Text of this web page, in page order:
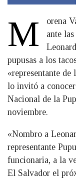
M
orena
ante
pupusas a los
«representante
lo invitó a
Nacional de la
noviembre.
«Nombro a
representante
funcionaria, a la
El Salvador el